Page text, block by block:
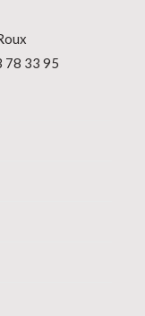
78 33 95